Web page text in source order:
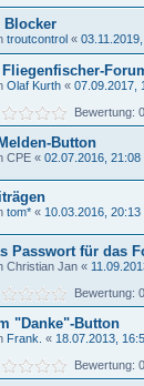
Blocker
troutcontrol «
Olaf Kurth « 07.09.2017,
Bewertung:
Button
CPE « 02.07.2016, 21:08
tom* « 10.03.2016, 20:13
Passwort für das
Christian Jan «
Bewertung:
"Danke"-Button
Frank. « 18.07.2013,
Bewertung: